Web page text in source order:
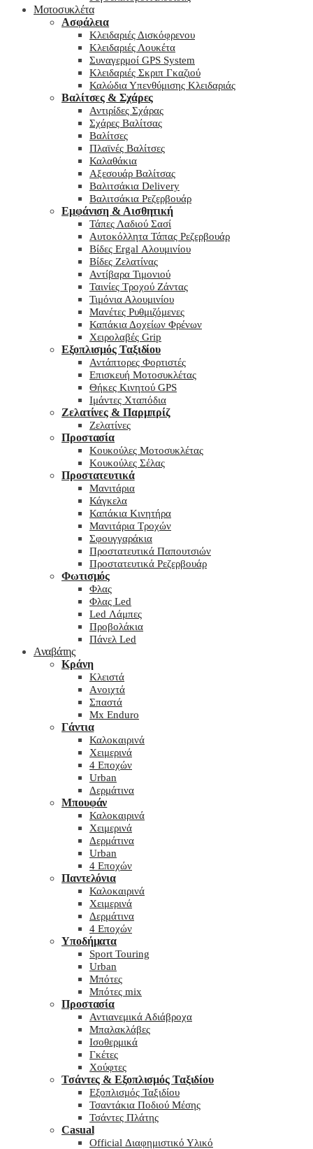
Μοτοσυκλέτα
Ασφάλεια
Κλειδαριές Δισκόφρενου
Κλειδαριές Λουκέτα
Συναγερμοί GPS System
Κλειδαριές Σκριπ Γκαζιού
Καλώδια Υπενθύμισης Κλειδαριάς
Βαλίτσες & Σχάρες
Αντιρίδες Σχάρας
Σχάρες Βαλίτσας
Βαλίτσες
Πλαϊνές Βαλίτσες
Καλαθάκια
Αξεσουάρ Βαλίτσας
Βαλιτσάκια Delivery
Βαλιτσάκια Ρεζερβουάρ
Εμφάνιση & Αισθητική
Τάπες Λαδιού Σασί
Αυτοκόλλητα Τάπας Ρεζερβουάρ
Βίδες Ergal Αλουμινίου
Βίδες Ζελατίνας
Αντίβαρα Τιμονιού
Ταινίες Τροχού Ζάντας
Τιμόνια Αλουμινίου
Μανέτες Ρυθμιζόμενες
Καπάκια Δοχείων Φρένων
Χειρολαβές Grip
Εξοπλισμός Ταξιδίου
Αντάπτορες Φορτιστές
Επισκευή Μοτοσυκλέτας
Θήκες Κινητού GPS
Ιμάντες Χταπόδια
Ζελατίνες & Παρμπρίζ
Ζελατίνες
Προστασία
Κουκούλες Μοτοσυκλέτας
Κουκούλες Σέλας
Προστατευτικά
Μανιτάρια
Κάγκελα
Καπάκια Κινητήρα
Μανιτάρια Τροχών
Σφουγγαράκια
Προστατευτικά Παπουτσιών
Προστατευτικά Ρεζερβουάρ
Φωτισμός
Φλας
Φλας Led
Led Λάμπες
Προβολάκια
Πάνελ Led
Αναβάτης
Κράνη
Kλειστά
Aνοιχτά
Σπαστά
Mx Enduro
Γάντια
Καλοκαιρινά
Χειμερινά
4 Εποχών
Urban
Δερμάτινα
Μπουφάν
Καλοκαιρινά
Χειμερινά
Δερμάτινα
Urban
4 Εποχών
Παντελόνια
Καλοκαιρινά
Χειμερινά
Δερμάτινα
4 Εποχών
Υποδήματα
Sport Touring
Urban
Μπότες
Μπότες mix
Προστασία
Αντιανεμικά Αδιάβροχα
Μπαλακλάβες
Ισοθερμικά
Γκέτες
Χούφτες
Τσάντες & Εξοπλισμός Ταξιδίου
Εξοπλισμός Ταξιδίου
Τσαντάκια Ποδιού Μέσης
Τσάντες Πλάτης
Casual
Official Διαφημιστικό Υλικό